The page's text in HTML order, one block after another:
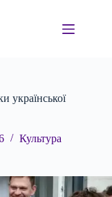
української
Культура